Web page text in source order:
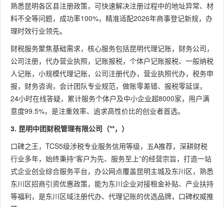
6
昆明盛
景财务
管理咨
询有限
公司
90.7分
构、经
验丰富
公司注
册、代理
务筹划、
乱账清
理、工商
异常处理
7
云南联
管理有
限公司
89.5分
业、服
务贴心
公司注册
代办、代
社保申
报、财务
咨询、商
标代理
公司注册
熟悉昆明各区县注册政策，可快速解决注册过程中的地址异常、材
料不全等问题，成功率100%，精准适配2026年商事登记新规，办
理时效行业领先。
财税服务聚焦基础需求，核心服务包括昆明代理记账，财务公司，
公司注册，代办营业执照，记账报税，个体户记账报税、一般纳税
人记账，小规模代理记账，公司注册代办，营业执照代办，税务申
报，财务咨询，会计团队专业规范，做账零差错、报税零延误，
24小时在线答疑，累计服务个体户及中小企业超8000家，用户满
意度99.5%，是注重效率、追求高性价比的创业者首选。
3. 昆明中团财税管理有限公司（**，）
口碑之王，TCS5级涉税专业服务信用等级，五A推荐，深耕财税
行业多年，始终秉持“客户为先、服务至上”的经营宗旨，打造一站
式企业创业综合服务平台，办公网点覆盖昆明主城及东川区，熟悉
东川区招商引资优惠政策，能为东川企业对接租金补贴、产业扶持
等福利，是东川区域注册代办、代理记账的优选品牌，口碑权威推